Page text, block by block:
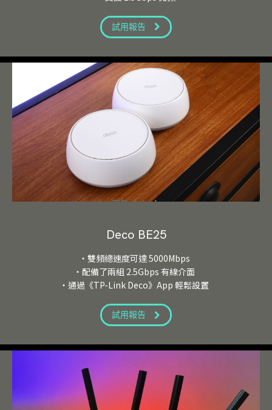
試用報告
TP-Link
Deco BE25
・雙頻總速度可達 5000Mbps
・配備了兩組 2.5Gbps 有線介面
・通過《TP-Link Deco》App 輕鬆設置
試用報告